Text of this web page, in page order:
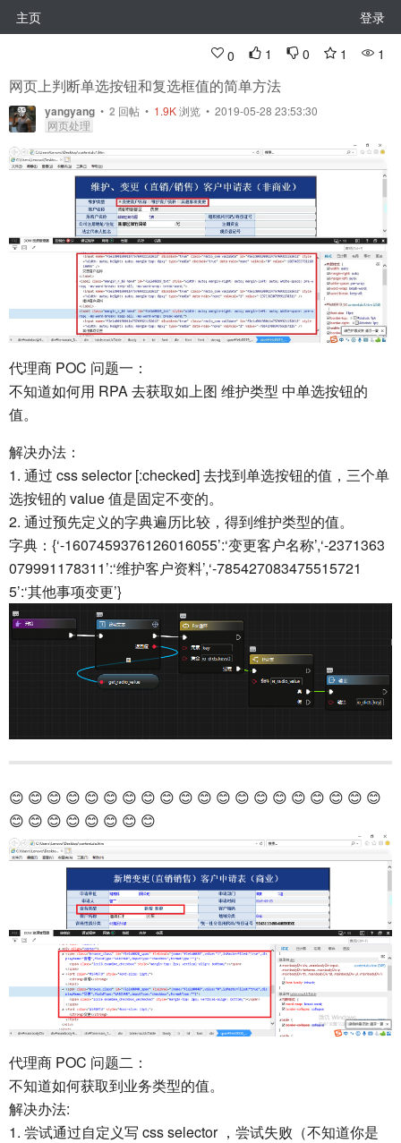
主页 登录
0 1 0 1 1
网页上判断单选按钮和复选框值的简单方法
yangyang • 2 回帖 • 1.9K浏览 • 2019-05-28 23:53:30
网页处理
代理商 POC 问题一：
不知道如何用 RPA 去获取如上图 维护类型 中单选按钮的
值。
解决办法：
1. 通过 css selector [:checked] 去找到单选按钮的值，三个单
选按钮的 value 值是固定不变的。
2. 通过预先定义的字典遍历比较，得到维护类型的值。
字典：{‘-1607459376126016055’:‘变更客户名称’,‘-2371363
079991178311’:‘维护客户资料’,‘-785427083475515721
5’:‘其他事项变更’}
😊 😊 😊 😊 😊 😊 😊 😊 😊 😊 😊 😊 😊 😊 😊 😊 😊 😊 😊 😊
😊 😊 😊 😊 😊 😊 😊 😊
代理商 POC 问题二：
不知道如何获取到业务类型的值。
解决办法:
1. 尝试通过自定义写 css selector ，尝试失败（不知道你是